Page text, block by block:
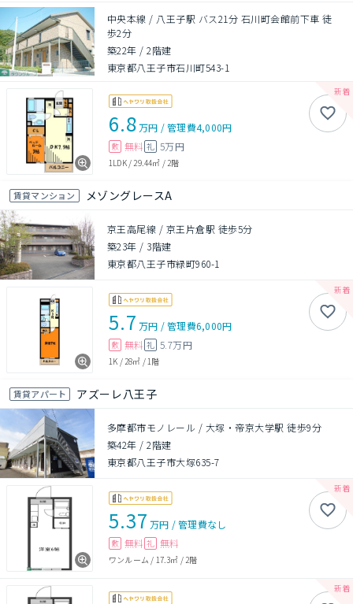
中央本線 / 八王子駅 バス21分 石川町会館前下車 徒
歩2分
築22年 /2階建
東京都八王子市石川町543-1
6.8万円 /管理費4,000円
敷 無料 礼 5万円
1LDK/29.44㎡ /2階
賃貸マンション メゾングレースA
京王高尾線 / 京王片倉駅 徒歩5分
築23年 / 3階建
東京都八王子市緑町960-1
5.7 万円 /管理費6,000円
敷 無料 礼 5.7万円
1K /28㎡ /1階
賃貸アパート アズーレ八王子
多摩都市モノレール / 大塚・帝京大学駅 徒歩9分
築42年 /2階建
東京都八王子市大塚635-7
5.37 万円 /管理費なし
敷 無料 礼 無料
ワンルーム / 17.3㎡ /2階